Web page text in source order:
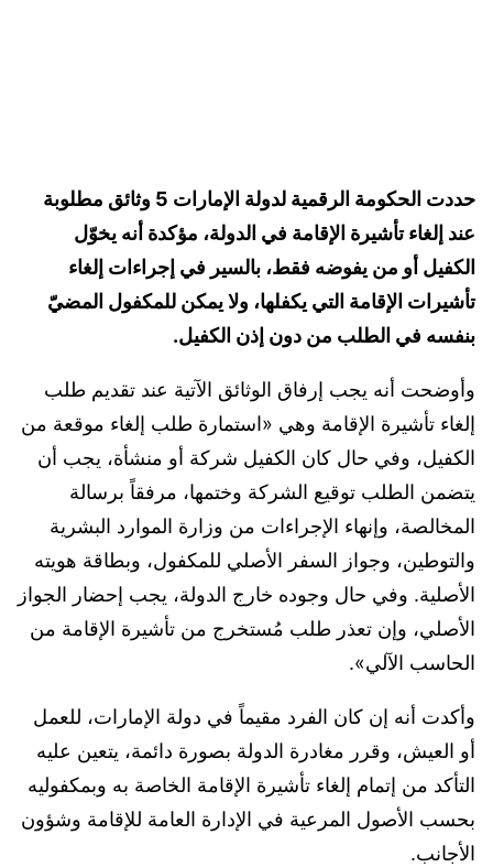
حددت الحكومة الرقمية لدولة الإمارات 5 وثائق مطلوبة
عند إلغاء تأشيرة الإقامة في الدولة، مؤكدة أنه يخوّل
الكفيل أو من يفوضه فقط، بالسير في إجراءات إلغاء
تأشيرات الإقامة التي يكفلها، ولا يمكن للمكفول المضيّ
بنفسه في الطلب من دون إذن الكفيل.
وأوضحت أنه يجب إرفاق الوثائق الآتية عند تقديم طلب
إلغاء تأشيرة الإقامة وهي «استمارة طلب إلغاء موقعة من
الكفيل، وفي حال كان الكفيل شركة أو منشأة، يجب أن
يتضمن الطلب توقيع الشركة وختمها، مرفقاً برسالة
المخالصة، وإنهاء الإجراءات من وزارة الموارد البشرية
والتوطين، وجواز السفر الأصلي للمكفول، وبطاقة هويته
الأصلية. وفي حال وجوده خارج الدولة، يجب إحضار الجواز
الأصلي، وإن تعذر طلب مُستخرج من تأشيرة الإقامة من
الحاسب الآلي».
وأكدت أنه إن كان الفرد مقيماً في دولة الإمارات، للعمل
أو العيش، وقرر مغادرة الدولة بصورة دائمة، يتعين عليه
التأكد من إتمام إلغاء تأشيرة الإقامة الخاصة به وبمكفوليه
بحسب الأصول المرعية في الإدارة العامة للإقامة وشؤون
الأجانب.